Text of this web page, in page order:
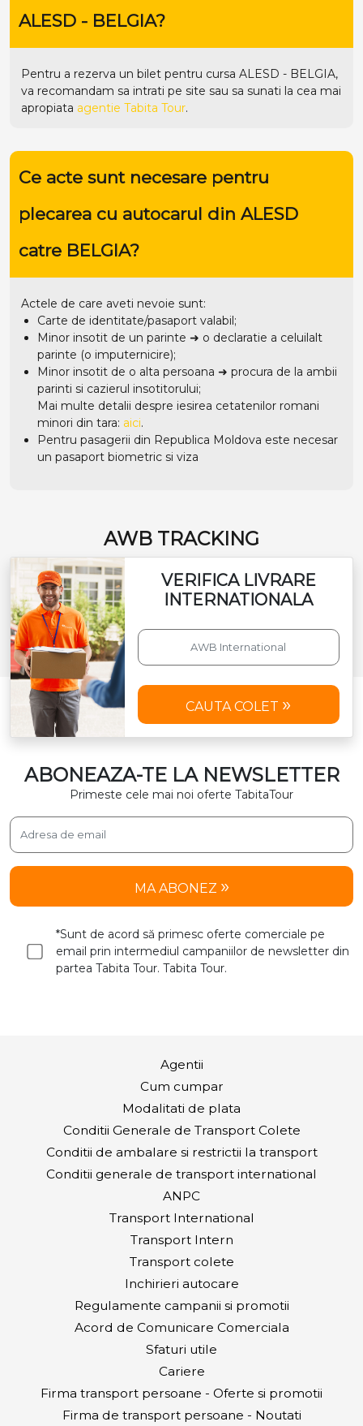
ALESD - BELGIA?
Pentru a rezerva un bilet pentru cursa ALESD - BELGIA,
va recomandam sa intrati pe site sau sa sunati la cea mai
apropiata agentie Tabita Tour.
Ce acte sunt necesare pentru
plecarea cu autocarul din ALESD
catre BELGIA?
Actele de care aveti nevoie sunt:
Carte de identitate/pasaport valabil;
Minor insotit de un parinte ➜ o declaratie a celuilalt
parinte (o imputernicire);
Minor insotit de o alta persoana ➜ procura de la ambii
parinti si cazierul insotitorului;
Mai multe detalii despre iesirea cetatenilor romani
minori din tara: aici.
Pentru pasagerii din Republica Moldova este necesar
un pasaport biometric si viza
AWB TRACKING
VERIFICA LIVRARE
INTERNATIONALA
CAUTA COLET
ABONEAZA-TE LA NEWSLETTER
Primeste cele mai noi oferte TabitaTour
MA ABONEZ
*Sunt de acord să primesc oferte comerciale pe
email prin intermediul campaniilor de newsletter din
partea Tabita Tour. Tabita Tour.
Agentii
Cum cumpar
Modalitati de plata
Conditii Generale de Transport Colete
Conditii de ambalare si restrictii la transport
Conditii generale de transport international
ANPC
Transport International
Transport Intern
Transport colete
Inchirieri autocare
Regulamente campanii si promotii
Acord de Comunicare Comerciala
Sfaturi utile
Cariere
Firma transport persoane - Oferte si promotii
Firma de transport persoane - Noutati